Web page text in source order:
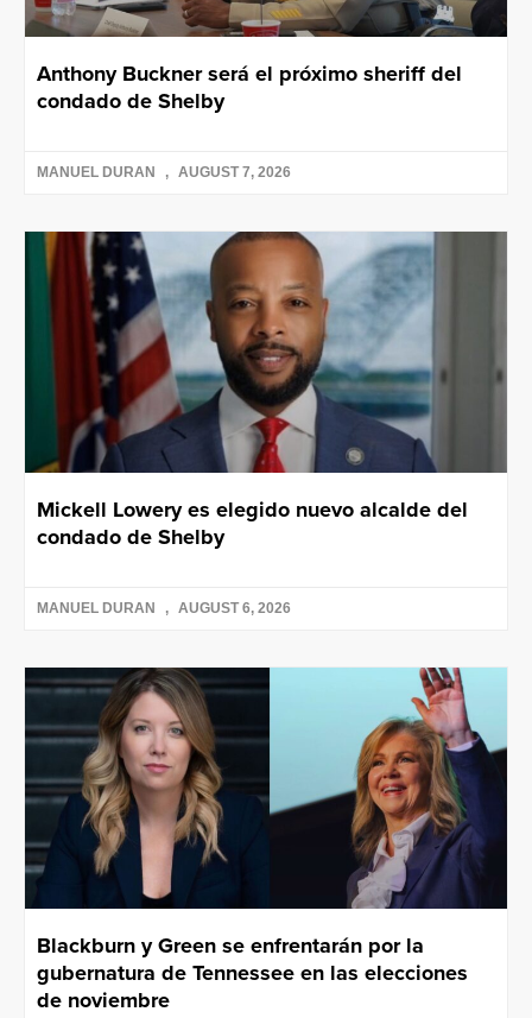
Anthony Buckner será el próximo sheriff del
condado de Shelby
MANUEL DURAN AUGUST 7, 2026
Mickell Lowery es elegido nuevo alcalde del
condado de Shelby
MANUEL DURAN AUGUST 6, 2026
Blackburn y Green se enfrentarán por la
gubernatura de Tennessee en las elecciones
de noviembre